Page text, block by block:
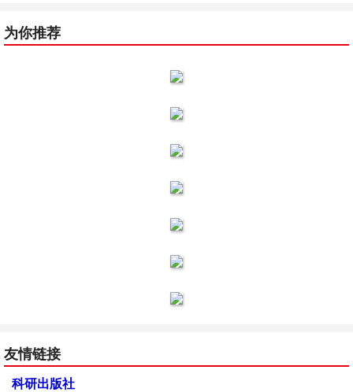
为你推荐
友情链接
科研出版社